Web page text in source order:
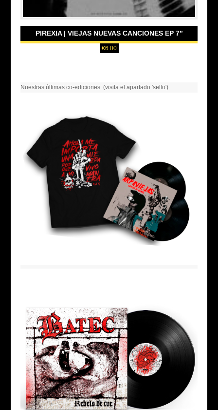
PIREXIA | VIEJAS NUEVAS CANCIONES EP 7”
€6.00
Nuestras últimas co-ediciones: (visita el apartado 'sello')